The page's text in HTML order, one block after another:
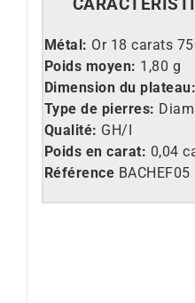
CARACTÉ
Métal: Or 18 carats
Poids moyen: 1,80 g
Dimension du plateau:
Type de pierres:
Qualité: GH/I
Poids en carat: 0,04
Référence BACHEF05